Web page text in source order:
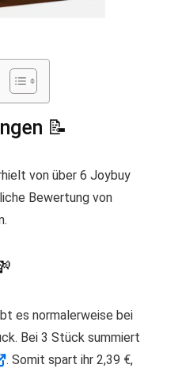
📝
von über 6 Joybuy
Bewertung von
es normalerweise bei
Bei 3 Stück summiert
. Somit spart ihr 2,39 €,